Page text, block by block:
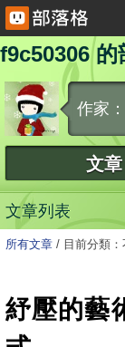
f9c50306 的
作家
文章
文章列表
所有文章 / 目前分類
紓壓的藝